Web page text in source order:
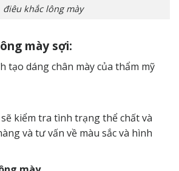
điêu khắc lông mày
mày sợi:
tạo dáng chân mày của thẩm mỹ
kiểm tra tình trạng thể chất và
và tư vấn về màu sắc và hình